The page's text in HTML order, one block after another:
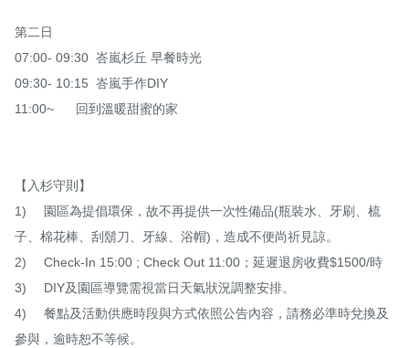
第二日
07:00- 09:30  峇嵐杉丘 早餐時光
09:30- 10:15  峇嵐手作DIY
11:00~      回到溫暖甜蜜的家
【入杉守則】
1)	園區為提倡環保，故不再提供一次性備品(瓶裝水、牙刷、梳
子、棉花棒、刮鬍刀、牙線、浴帽)，造成不便尚祈見諒。
2)	Check-In 15:00 ; Check Out 11:00；延遲退房收費$1500/時
3)	DIY及園區導覽需視當日天氣狀況調整安排。
4)	餐點及活動供應時段與方式依照公告內容，請務必準時兌換及
參與，逾時恕不等候。